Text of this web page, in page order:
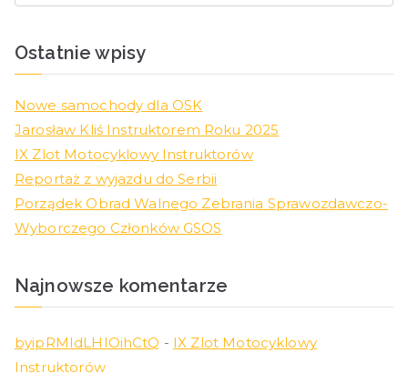
Ostatnie wpisy
Nowe samochody dla OSK
Jarosław Kliś Instruktorem Roku 2025
IX Zlot Motocyklowy Instruktorów
Reportaż z wyjazdu do Serbii
Porządek Obrad Walnego Zebrania Sprawozdawczo-
Wyborczego Członków GSOS
Najnowsze komentarze
byipRMIdLHIOihCtQ - IX Zlot Motocyklowy
Instruktorów